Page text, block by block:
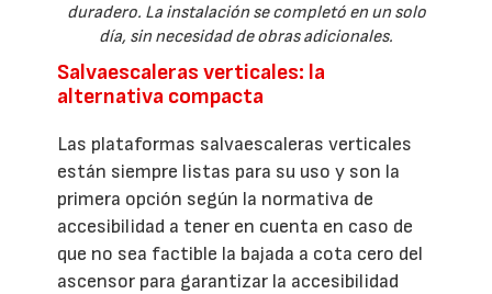
duradero. La instalación se completó en un solo
día, sin necesidad de obras adicionales.
Salvaescaleras verticales: la
alternativa compacta
Las plataformas salvaescaleras verticales
están siempre listas para su uso y son la
primera opción según la normativa de
accesibilidad a tener en cuenta en caso de
que no sea factible la bajada a cota cero del
ascensor para garantizar la accesibilidad